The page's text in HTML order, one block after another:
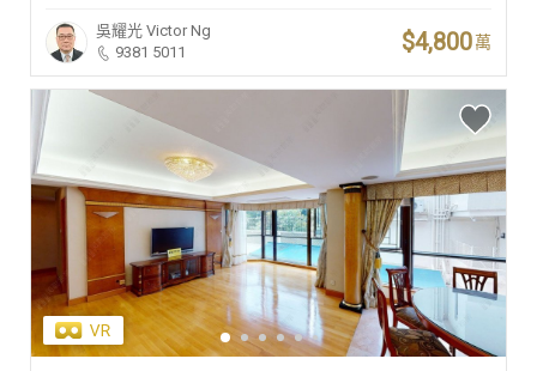
吳耀光 Victor Ng
9381 5011
$4,800萬